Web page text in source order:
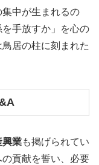
中が生まれるの
手放すか」を心の
居の柱に刻まれた
興業も掲げられてい
貢献を誓い、必要